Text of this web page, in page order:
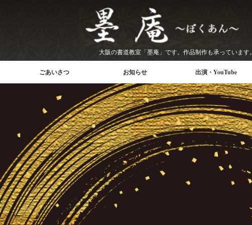
大阪の書道教室「墨庵」です。作品制作も承っています。
ごあいさつ お知らせ 出演・YouTube
出演・イベント
天風チャンネル
動画一覧